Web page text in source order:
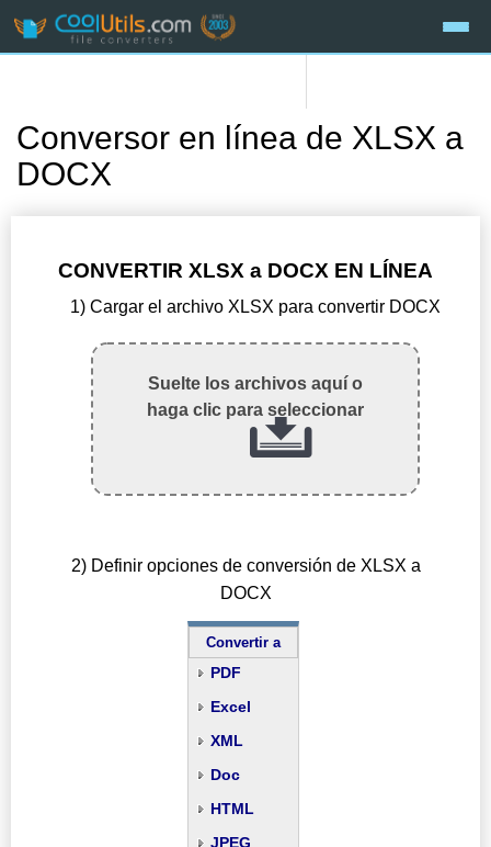
Conversor en línea de XLSX a
DOCX
CONVERTIR XLSX a DOCX EN LÍNEA
1) Cargar el archivo XLSX para convertir DOCX
Suelte los archivos aquí o
haga clic para seleccionar
2) Definir opciones de conversión de XLSX a
DOCX
Convertir a
PDF
Excel
XML
Doc
HTML
JPEG